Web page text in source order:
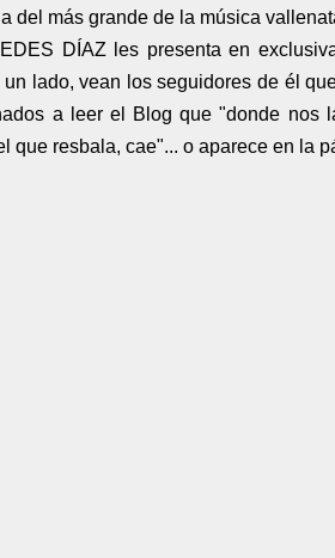
del más grande de la música
DÍAZ les presenta en
lado, vean los seguidores de él
a leer el Blog que "donde nos
que resbala, cae"... o aparece en la